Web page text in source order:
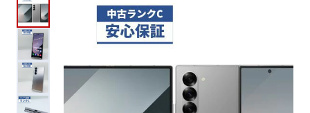
店舗案内
法人のお客さま